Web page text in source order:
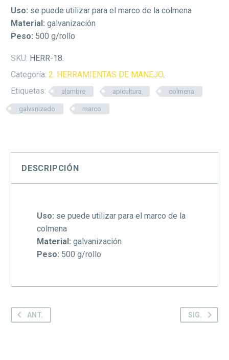
Uso: se puede utilizar para el marco de la colmena
Material: galvanización
Peso: 500 g/rollo
SKU: HERR-18
Categoría: 2. HERRAMIENTAS DE MANEJO.
Etiquetas:
alambre apicultura colmena
galvanizado marco
DESCRIPCIÓN
Uso: se puede utilizar para el marco de la
colmena
Material: galvanización
Peso: 500 g/rollo
ANT. SIG.